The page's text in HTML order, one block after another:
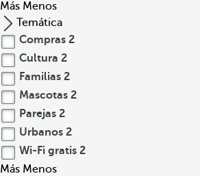
Más Menos
Temática
Compras 2
Cultura 2
Familias 2
Mascotas 2
Parejas 2
Urbanos 2
Wi-Fi gratis 2
Más Menos